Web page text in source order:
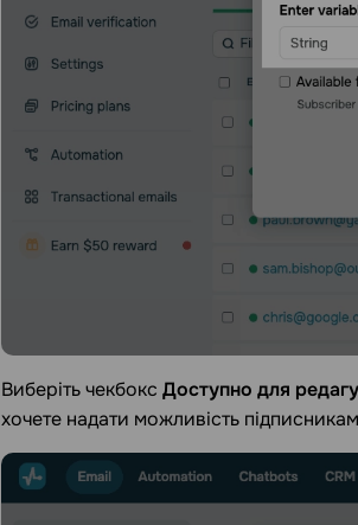
Виберіть чекбокс Доступно для
хочете надати можливість